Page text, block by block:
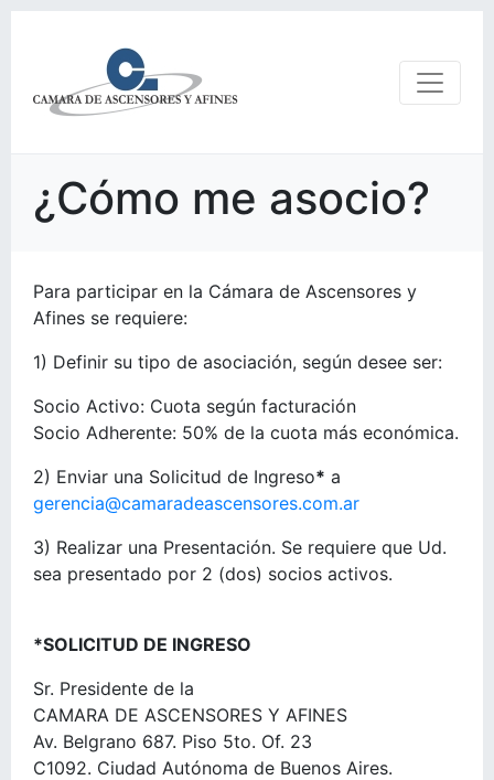
¿Cómo me asocio?
Para participar en la Cámara de Ascensores y
Afines se requiere:
1) Definir su tipo de asociación, según desee ser:
Socio Activo: Cuota según facturación
Socio Adherente: 50% de la cuota más económica.
2) Enviar una Solicitud de Ingreso* a
gerencia@camaradeascensores.com.ar
3) Realizar una Presentación. Se requiere que Ud.
sea presentado por 2 (dos) socios activos.
*SOLICITUD DE INGRESO
Sr. Presidente de la
CAMARA DE ASCENSORES Y AFINES
Av. Belgrano 687. Piso 5to. Of. 23
C1092. Ciudad Autónoma de Buenos Aires.